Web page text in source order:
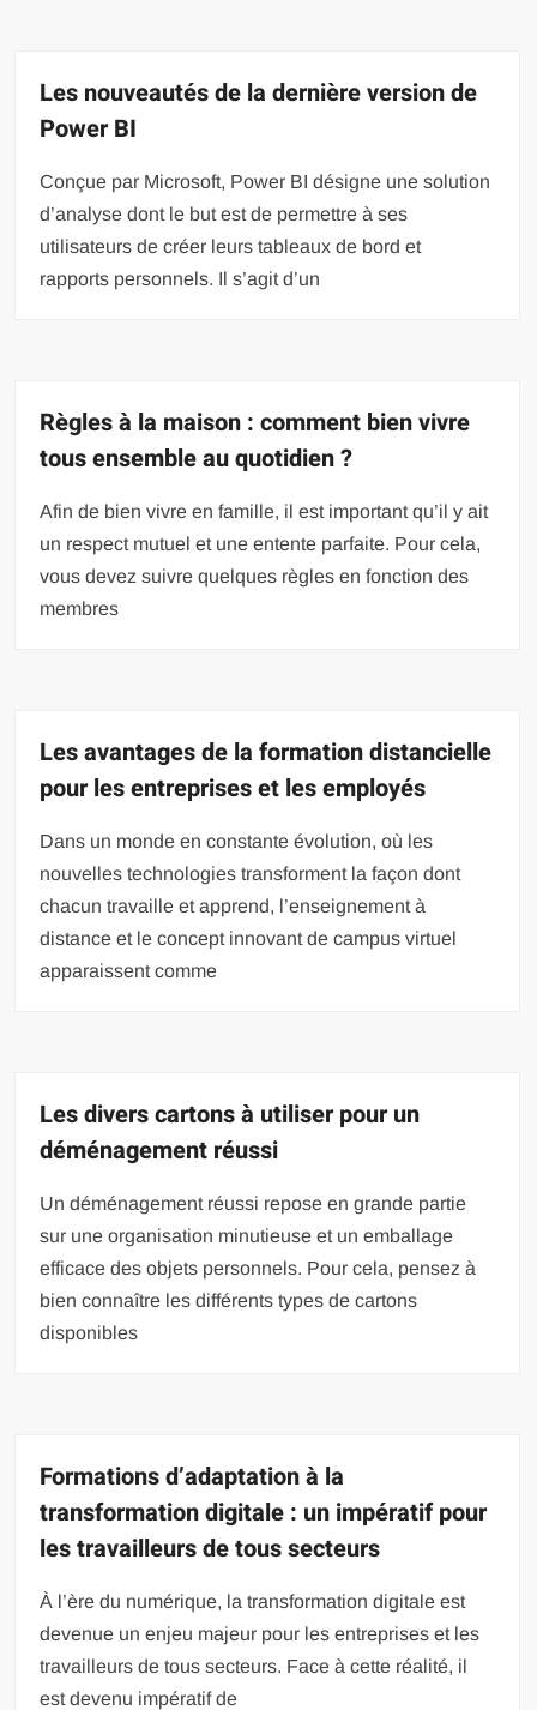
Les nouveautés de la dernière version de
Power BI
Conçue par Microsoft, Power BI désigne une solution
d’analyse dont le but est de permettre à ses
utilisateurs de créer leurs tableaux de bord et
rapports personnels. Il s’agit d’un
Règles à la maison : comment bien vivre
tous ensemble au quotidien ?
Afin de bien vivre en famille, il est important qu’il y ait
un respect mutuel et une entente parfaite. Pour cela,
vous devez suivre quelques règles en fonction des
membres
Les avantages de la formation distancielle
pour les entreprises et les employés
Dans un monde en constante évolution, où les
nouvelles technologies transforment la façon dont
chacun travaille et apprend, l’enseignement à
distance et le concept innovant de campus virtuel
apparaissent comme
Les divers cartons à utiliser pour un
déménagement réussi
Un déménagement réussi repose en grande partie
sur une organisation minutieuse et un emballage
efficace des objets personnels. Pour cela, pensez à
bien connaître les différents types de cartons
disponibles
Formations d’adaptation à la
transformation digitale : un impératif pour
les travailleurs de tous secteurs
À l’ère du numérique, la transformation digitale est
devenue un enjeu majeur pour les entreprises et les
travailleurs de tous secteurs. Face à cette réalité, il
est devenu impératif de